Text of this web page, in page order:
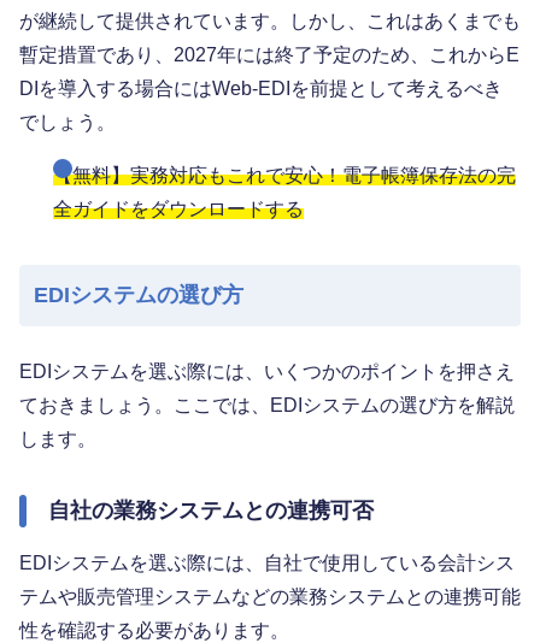
が継続して提供されています。しかし、これはあくまでも
暫定措置であり、2027年には終了予定のため、これからE
DIを導入する場合にはWeb-EDIを前提として考えるべき
でしょう。
【無料】実務対応もこれで安心！電子帳簿保存法の完
全ガイドをダウンロードする
EDIシステムの選び方
EDIシステムを選ぶ際には、いくつかのポイントを押さえ
ておきましょう。ここでは、EDIシステムの選び方を解説
します。
自社の業務システムとの連携可否
EDIシステムを選ぶ際には、自社で使用している会計シス
テムや販売管理システムなどの業務システムとの連携可能
性を確認する必要があります。